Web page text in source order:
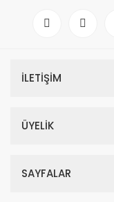
İLETİŞİM
ÜYELİK
SAYFALAR